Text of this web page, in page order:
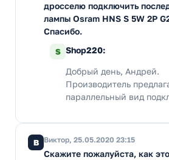
дросселю подключить
лампы Osram HNS S 5W 2P
Спасибо.
S Shop220:
Добрый день, Андрей.
Производитель
параллельный вид
В Виктор, 25.05.2020 23:15
Скажите пожалуйста, как